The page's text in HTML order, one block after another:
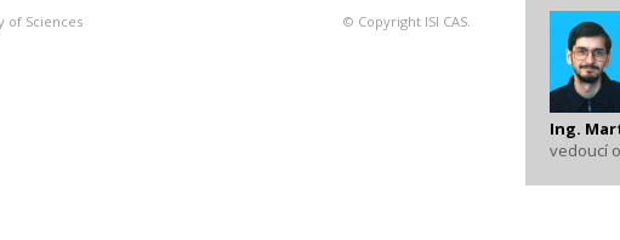
Ing.
vedoucí
© Copyright ISI CAS.
of Sciences